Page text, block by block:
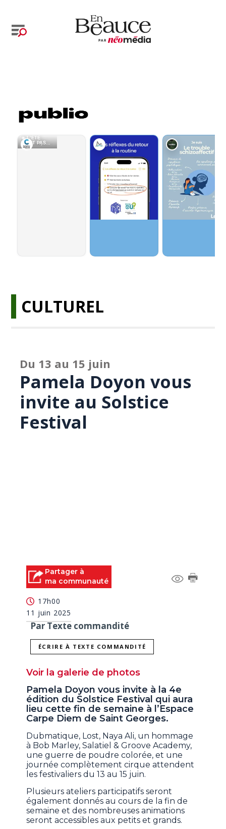
CULTUREL
Du 13 au 15 juin
Pamela Doyon vous
invite au Solstice
Festival
Partager à
ma communauté
17h00
11 juin 2025
Par Texte commandité
ÉCRIRE À TEXTE COMMANDITÉ
Voir la galerie de photos
Pamela Doyon vous invite à la 4e
édition du Solstice Festival qui aura
lieu cette fin de semaine à l’Espace
Carpe Diem de Saint Georges.
Dubmatique, Lost, Naya Ali, un hommage
à Bob Marley, Salatiel & Groove Academy,
une guerre de poudre colorée, et une
journée complètement cirque attendent
les festivaliers du 13 au 15 juin.
Plusieurs ateliers participatifs seront
également donnés au cours de la fin de
semaine et des nombreuses animations
seront accessibles aux petits et grands.